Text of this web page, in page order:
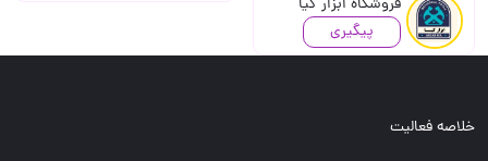
پیگیری
خلاصه فعالیت